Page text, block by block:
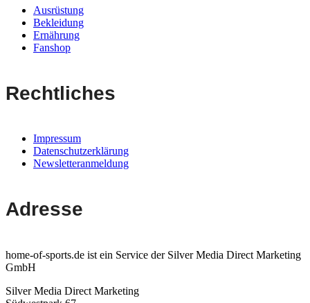
Ausrüstung
Bekleidung
Ernährung
Fanshop
Rechtliches
Impressum
Datenschutzerklärung
Newsletteranmeldung
Adresse
home-of-sports.de ist ein Service der Silver Media Direct Marketing
GmbH
Silver Media Direct Marketing